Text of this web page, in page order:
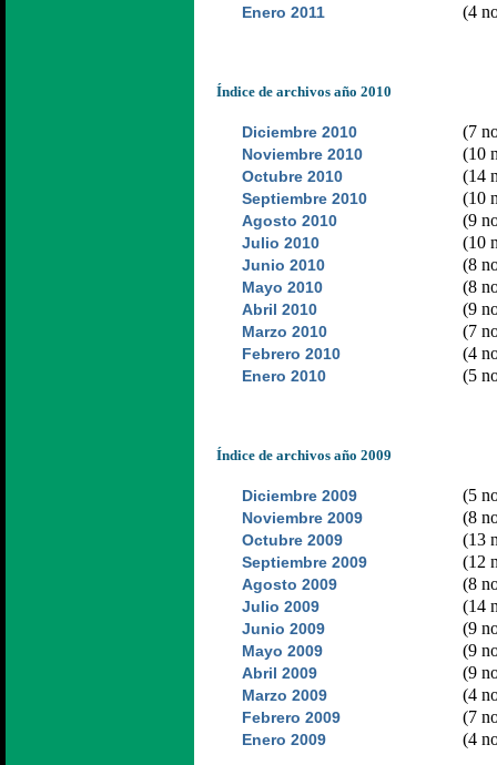
Enero 2011 (4
Índice de archivos año 2010
Diciembre 2010 (7
Noviembre 2010 (10
Octubre 2010 (14
Septiembre 2010 (10
Agosto 2010 (9
Julio 2010 (10
Junio 2010 (8
Mayo 2010 (8
Abril 2010 (9
Marzo 2010 (7
Febrero 2010 (4
Enero 2010 (5
Índice de archivos año 2009
Diciembre 2009 (5
Noviembre 2009 (8
Octubre 2009 (13
Septiembre 2009 (12
Agosto 2009 (8
Julio 2009 (14
Junio 2009 (9
Mayo 2009 (9
Abril 2009 (9
Marzo 2009 (4
Febrero 2009 (7
Enero 2009 (4